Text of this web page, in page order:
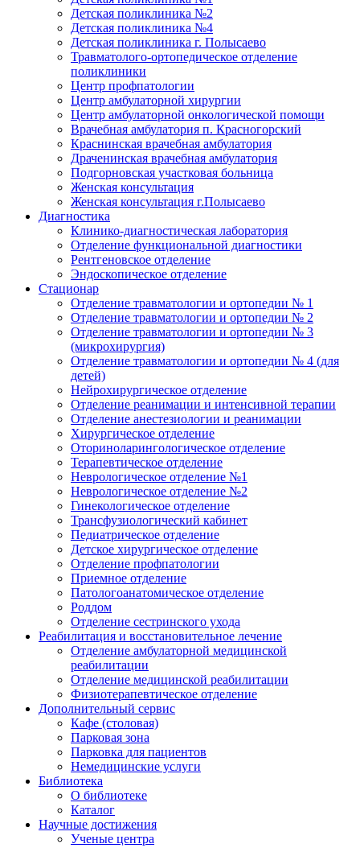
Детская поликлиника №2
Детская поликлиника №4
Детская поликлиника г. Полысаево
Травматолого-ортопедическое отделение
поликлиники
Центр профпатологии
Центр амбулаторной хирургии
Центр амбулаторной онкологической помощи
Врачебная амбулатория п. Красногорский
Краснинская врачебная амбулатория
Драченинская врачебная амбулатория
Подгорновская участковая больница
Женская консультация
Женская консультация г.Полысаево
Диагностика
Клинико-диагностическая лаборатория
Отделение функциональной диагностики
Рентгеновское отделение
Эндоскопическое отделение
Стационар
Отделение травматологии и ортопедии № 1
Отделение травматологии и ортопедии № 2
Отделение травматологии и ортопедии № 3
(микрохирургия)
Отделение травматологии и ортопедии № 4 (для
детей)
Нейрохирургическое отделение
Отделение реанимации и интенсивной терапии
Отделение анестезиологии и реанимации
Хирургическое отделение
Оториноларингологическое отделение
Терапевтическое отделение
Неврологическое отделение №1
Неврологическое отделение №2
Гинекологическое отделение
Трансфузиологический кабинет
Педиатрическое отделение
Детское хирургическое отделение
Отделение профпатологии
Приемное отделение
Патологоанатомическое отделение
Роддом
Отделение сестринского ухода
Реабилитация и восстановительное лечение
Отделение амбулаторной медицинской
реабилитации
Отделение медицинской реабилитации
Физиотерапевтическое отделение
Дополнительный сервис
Кафе (столовая)
Парковая зона
Парковка для пациентов
Немедицинские услуги
Библиотека
О библиотеке
Каталог
Научные достижения
Ученые центра